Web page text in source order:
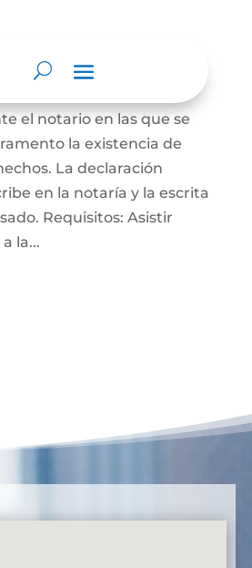
declaración bajo la
verbales o escritas
el notario en las que se
la existencia de
La declaración
en la notaría y la escrita
Requisitos: Asistir
la...